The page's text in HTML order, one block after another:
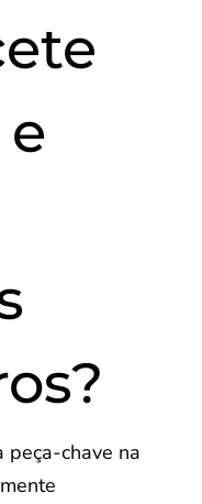
peça-chave na